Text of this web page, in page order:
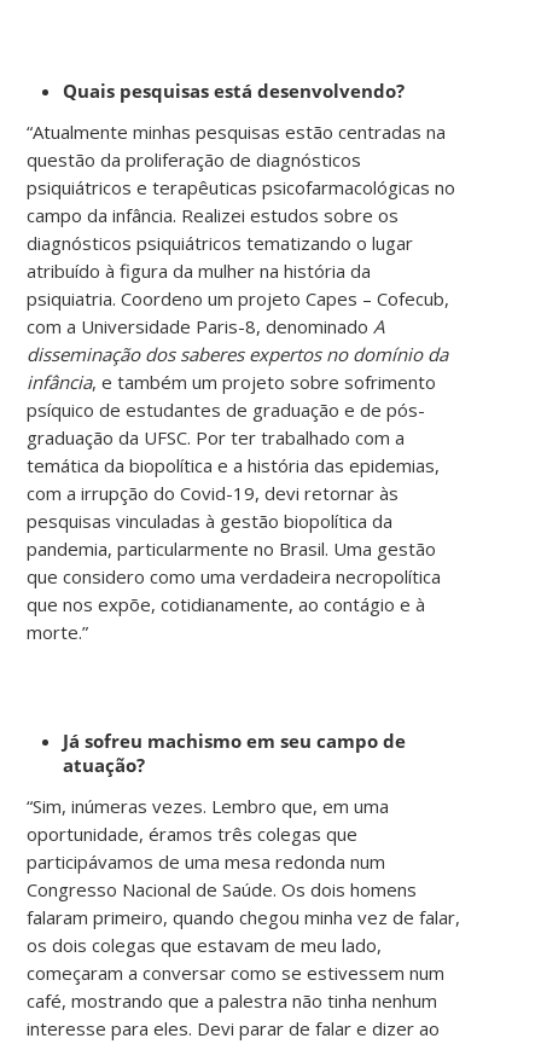
Quais pesquisas está desenvolvendo?
“Atualmente minhas pesquisas estão centradas na
questão da proliferação de diagnósticos
psiquiátricos e terapêuticas psicofarmacológicas no
campo da infância. Realizei estudos sobre os
diagnósticos psiquiátricos tematizando o lugar
atribuído à figura da mulher na história da
psiquiatria. Coordeno um projeto Capes – Cofecub,
com a Universidade Paris-8, denominado A
disseminação dos saberes expertos no domínio da
infância, e também um projeto sobre sofrimento
psíquico de estudantes de graduação e de pós-
graduação da UFSC. Por ter trabalhado com a
temática da biopolítica e a história das epidemias,
com a irrupção do Covid-19, devi retornar às
pesquisas vinculadas à gestão biopolítica da
pandemia, particularmente no Brasil. Uma gestão
que considero como uma verdadeira necropolítica
que nos expõe, cotidianamente, ao contágio e à
morte.”
Já sofreu machismo em seu campo de
atuação?
“Sim, inúmeras vezes. Lembro que, em uma
oportunidade, éramos três colegas que
participávamos de uma mesa redonda num
Congresso Nacional de Saúde. Os dois homens
falaram primeiro, quando chegou minha vez de falar,
os dois colegas que estavam de meu lado,
começaram a conversar como se estivessem num
café, mostrando que a palestra não tinha nenhum
interesse para eles. Devi parar de falar e dizer ao